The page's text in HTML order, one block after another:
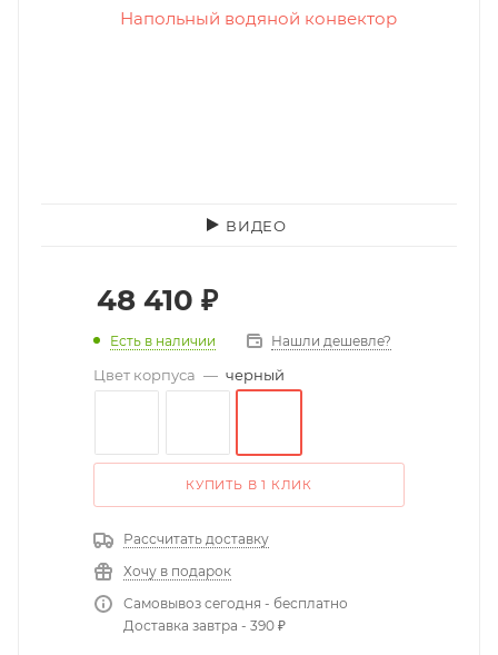
ВИДЕО
48 410 ₽
Есть в наличии Нашли дешевле?
Цвет корпуса — черный
КУПИТЬ В 1 КЛИК
Рассчитать доставку
Хочу в подарок
Самовывоз сегодня - бесплатно
Доставка завтра - 390 ₽